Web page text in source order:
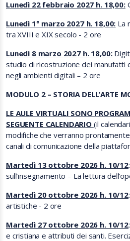
Lunedì 22 febbraio 2027 h. 18,00:
Lunedì 1° marzo 2027 h. 18,00: La
tra XVIII e XIX secolo - 2 ore
Lunedì 8 marzo 2027 h. 18,00:
studio di ricostruzione dei manufatti
negli ambienti digitali – 2 ore
MODULO 2 – STORIA DELL’ARTE
LE AULE VIRTUALI SONO
SEGUENTE CALENDARIO (il
modifiche che verranno
canali di comunicazione della
Martedì 13 ottobre 2026 h. 10/12
sull’insegnamento – La lettura
Martedì 20 ottobre 2026 h. 10/12
artistiche - 2 ore
Martedì 27 ottobre 2026 h. 10/12
e cristiana e attributi dei santi.